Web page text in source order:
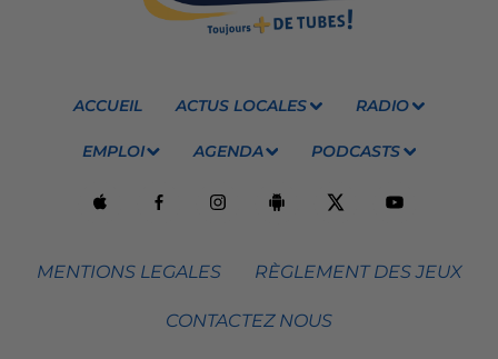
ACCUEIL ACTUS LOCALES RADIO
EMPLOI AGENDA PODCASTS
MENTIONS LEGALES RÈGLEMENT DES JEUX
CONTACTEZ NOUS